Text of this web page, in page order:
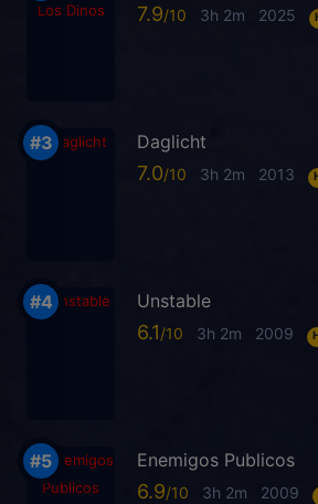
7.9 3h 2m 2025
Daglicht
7.0 3h 2m 2013
Unstable
6.1 3h 2m 2009
Enemigos Publicos
6.9 3h 2m 2009